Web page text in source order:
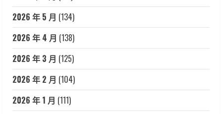
2026 年 5 月 (134)
2026 年 4 月 (138)
2026 年 3 月 (125)
2026 年 2 月 (104)
2026 年 1 月 (111)